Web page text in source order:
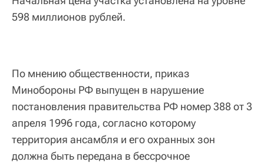
598 миллионов рублей.
По мнению общественности, приказ
Минобороны РФ выпущен в нарушение
постановления правительства РФ номер 388 от 3
апреля 1996 года, согласно которому
территория ансамбля и его охранных зон
должна быть передана в бессрочное